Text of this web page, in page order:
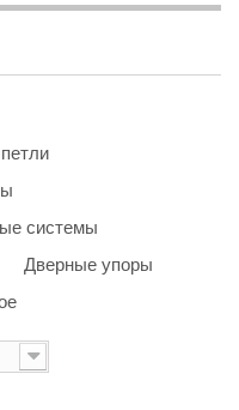
системы
Дверные упоры